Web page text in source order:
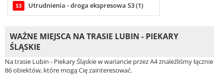
S3 Utrudnienia - droga ekspresowa S3 (1)
WAŻNE MIEJSCA NA TRASIE LUBIN - PIEKARY
ŚLĄSKIE
Na trasie Lubin - Piekary Śląskie w wariancie przez A4 znaleźliśmy łącznie
86 obiektów, które mogą Cię zainteresować.